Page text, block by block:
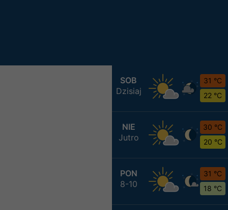
SOB
Dzisiaj
31 °C
22 °C
NIE
Jutro
30 °C
20 °C
PON
8-10
31 °C
18 °C